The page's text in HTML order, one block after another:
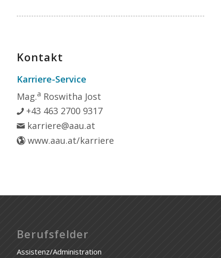
Kontakt
Karriere-Service
Mag.a Roswitha Jost
+43 463 2700 9317
karriere@aau.at
www.aau.at/karriere
Berufsfelder
Assistenz/Administration